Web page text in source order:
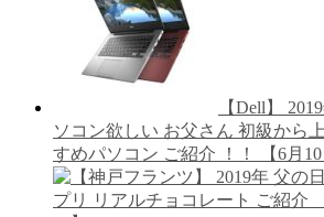
【Dell】
ソコン欲しい お父さん 初級から
すめパソコン ご紹介 ！！ 【6月10